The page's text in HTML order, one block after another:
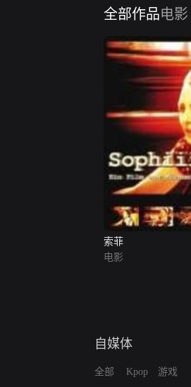
全部作品电影
索菲
电影
自媒体
全部 Kpop 游戏